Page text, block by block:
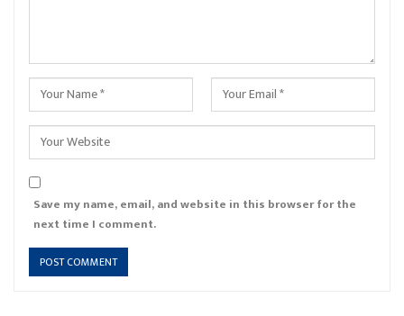
Save my name, email, and website in this browser for the
next time I comment.